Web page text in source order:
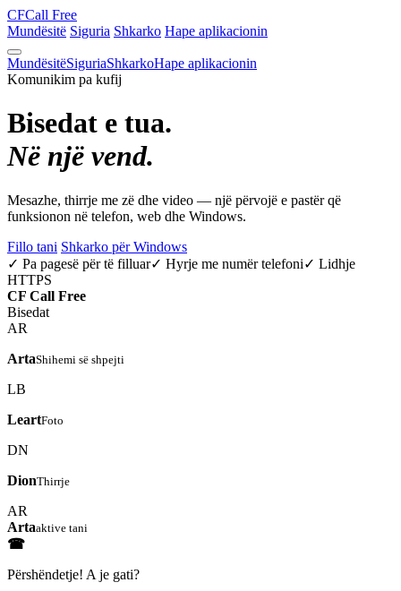
CFCall Free
Mundësitë Siguria Shkarko Hape aplikacionin
MundësitëSiguriaShkarkoHape aplikacionin
Komunikim pa kufij
Bisedat e tua.
Në një vend.
Mesazhe, thirrje me zë dhe video — një përvojë e pastër që
funksionon në telefon, web dhe Windows.
Fillo tani Shkarko për Windows
✓ Pa pagesë për të filluar✓ Hyrje me numër telefoni✓ Lidhje
HTTPS
CF Call Free
Bisedat
AR
ArtaShihemi së shpejti
LB
LeartFoto
DN
DionThirrje
AR
Artaaktive tani
☎
Përshëndetje! A je gati?